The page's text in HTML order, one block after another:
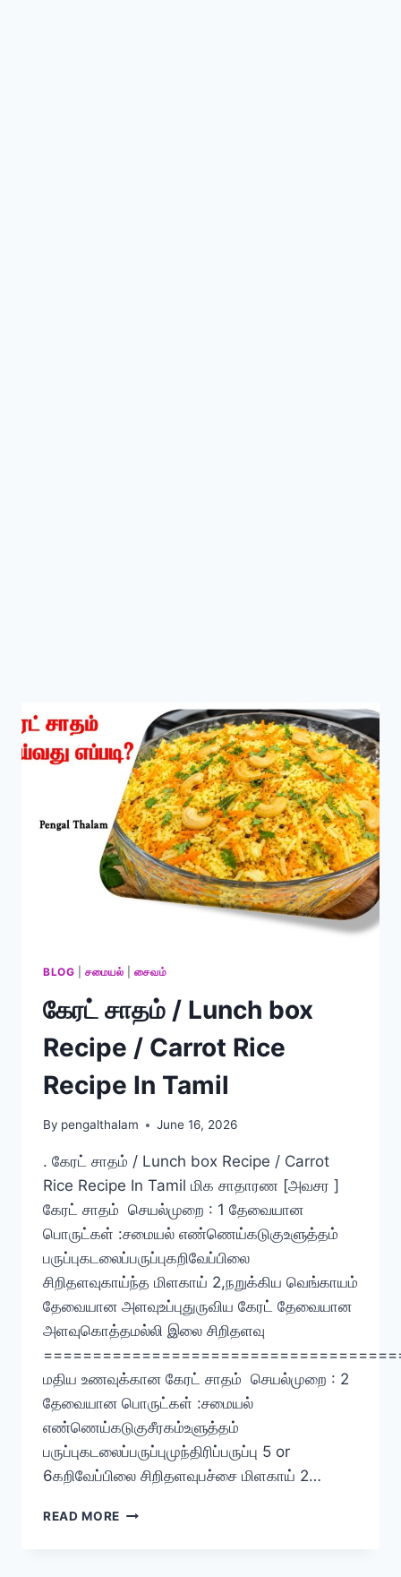
BLOG |சமையல் |சைவம்
கேரட் சாதம் / Lunch box
Recipe / Carrot Rice
Recipe In Tamil
By pengalthalam June 16, 2026
. கேரட் சாதம் / Lunch box Recipe / Carrot
Rice Recipe In Tamil மிக சாதாரண [அவசர ]
கேரட் சாதம் செயல்முறை : 1 தேவையான
பொருட்கள் :சமையல் எண்ணெய்கடுகுஉளுத்தம்
பருப்புகடலைப்பருப்புகறிவேப்பிலை
சிறிதளவுகாய்ந்த மிளகாய் 2,நறுக்கிய வெங்காயம்
தேவையான அளவுஉப்புதுருவிய கேரட் தேவையான
அளவுகொத்தமல்லி இலை சிறிதளவு
மதிய உணவுக்கான கேரட் சாதம் செயல்முறை : 2
தேவையான பொருட்கள் :சமையல்
எண்ணெய்கடுகுசீரகம்உளுத்தம்
பருப்புகடலைப்பருப்புமுந்திரிப்பருப்பு 5 or
6கறிவேப்பிலை சிறிதளவுபச்சை மிளகாய் 2…
READ MORE கேரட்